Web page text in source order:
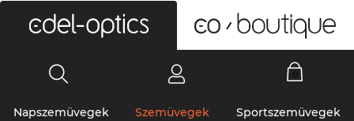
Napszemüvegek Szemüvegek Sportszemüvegek